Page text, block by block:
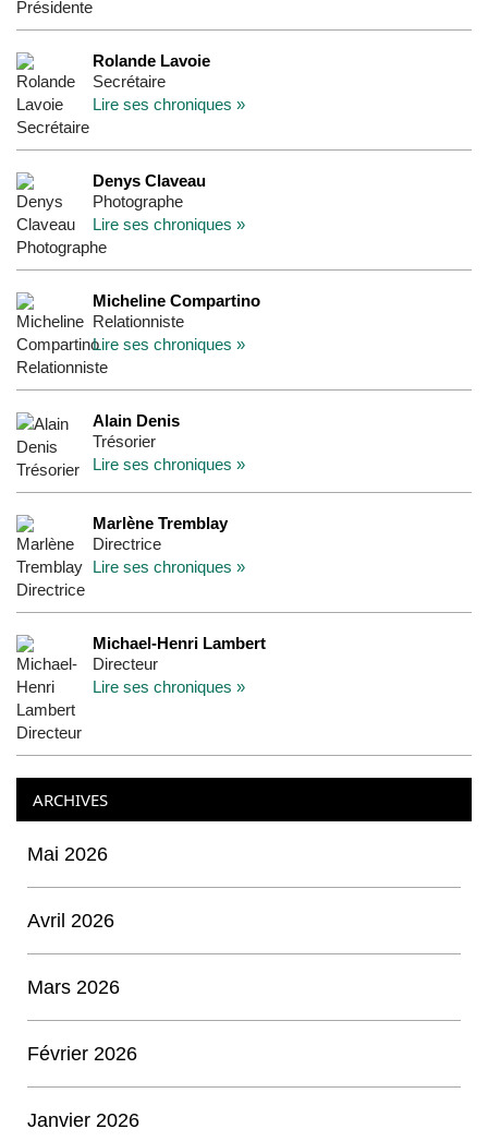
Rolande Lavoie
Secrétaire
Lire ses chroniques »
Denys Claveau
Photographe
Lire ses chroniques »
Micheline Compartino
Relationniste
Lire ses chroniques »
Alain Denis
Trésorier
Lire ses chroniques »
Marlène Tremblay
Directrice
Lire ses chroniques »
Michael-Henri Lambert
Directeur
Lire ses chroniques »
ARCHIVES
Mai 2026
Avril 2026
Mars 2026
Février 2026
Janvier 2026